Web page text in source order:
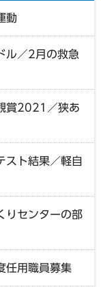
動
ル／2月の救急
賞2021／狭あ
スト結果／軽自
りセンターの部
任用職員募集